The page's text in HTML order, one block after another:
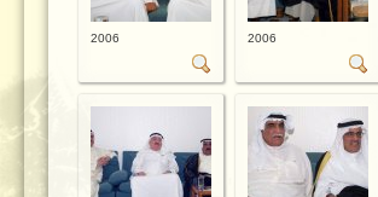
2006 2006